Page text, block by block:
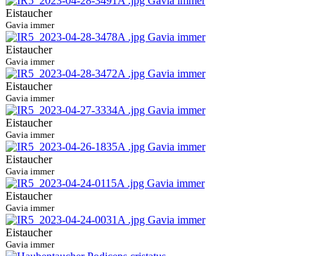
Eistaucher
Gavia immer
Eistaucher
Gavia immer
Eistaucher
Gavia immer
Eistaucher
Gavia immer
Eistaucher
Gavia immer
Eistaucher
Gavia immer
Eistaucher
Gavia immer